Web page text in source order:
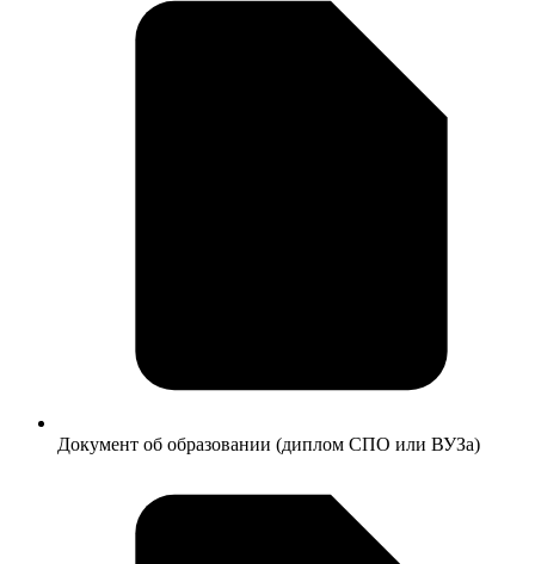
Документ об образовании (диплом СПО или ВУЗа)